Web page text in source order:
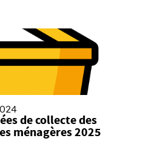
de collecte des
ménagères 2025